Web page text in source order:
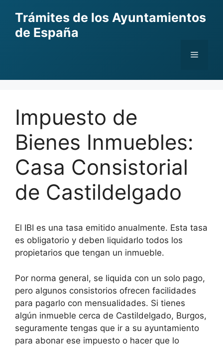
content
Trámites de los Ayuntamientos
de España
Menu
Impuesto de
Bienes Inmuebles:
Casa Consistorial
de Castildelgado
El IBI es una tasa emitido anualmente. Esta tasa
es obligatorio y deben liquidarlo todos los
propietarios que tengan un inmueble.
Por norma general, se liquida con un solo pago,
pero algunos consistorios ofrecen facilidades
para pagarlo con mensualidades. Si tienes
algún inmueble cerca de Castildelgado, Burgos,
seguramente tengas que ir a su ayuntamiento
para abonar ese impuesto o hacer que lo